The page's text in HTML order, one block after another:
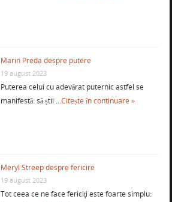
Marin Preda despre putere
19 august 2023
Puterea celui cu adevărat puternic astfel se
manifestă: să știi …Citește în continuare »
Meryl Streep despre fericire
19 august 2023
Tot ceea ce ne face fericiţi este foarte simplu: